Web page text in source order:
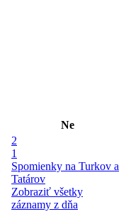
Ne
2
1
Spomienky na Turkov a
Tatárov
Zobraziť všetky
záznamy z dňa